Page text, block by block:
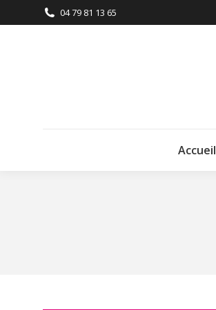
04 79 81 13 65
Accueil